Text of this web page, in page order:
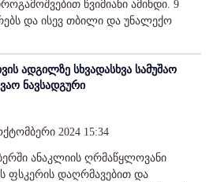
წვიმიანი ამინდი. 9
და ისევ თბილი და უნალექო
ადგილზე სხვადასხვა სამუშაო
ნავსადგური
2024 15:34
ანაკლიის ღრმაწყლოვანი
ფსკერის დაღრმავებით და